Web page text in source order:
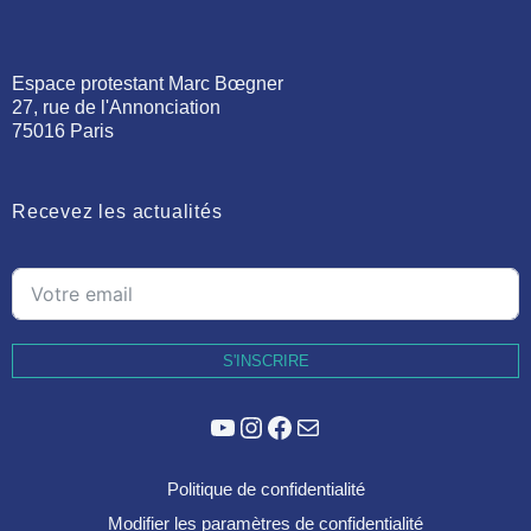
Espace protestant Marc Bœgner
27, rue de l'Annonciation
75016 Paris
Recevez les actualités
S'INSCRIRE
YouTube
Instagram
Facebook
E-mail
Politique de confidentialité
Modifier les paramètres de confidentialité